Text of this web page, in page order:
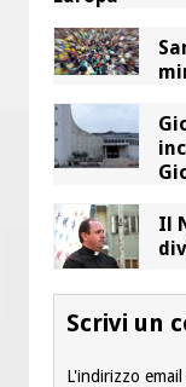
Il
Scrivi un
L'indirizzo